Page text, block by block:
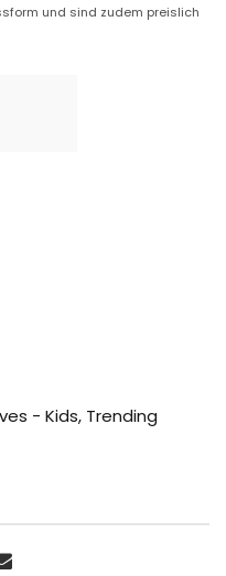
und sind zudem preislich
- Kids, Trending